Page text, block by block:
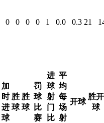
0 0 0 0 1 0.0 0.3 21
加
时
进
球
胜
球
胜
球
罚
球
比
赛
进
球
射
门
比
平
均
每
场
射
开球
胜开
球